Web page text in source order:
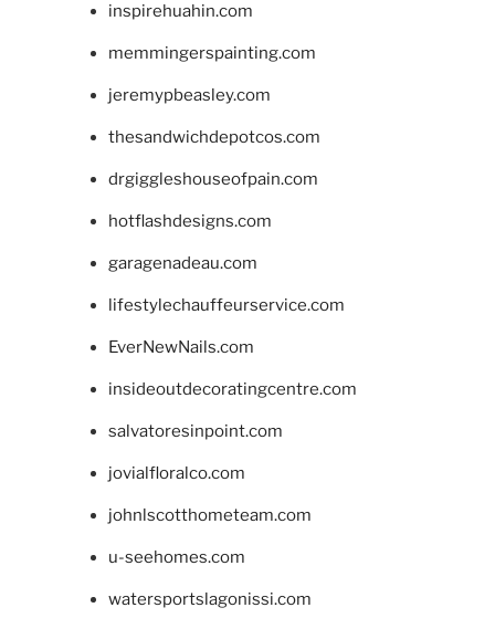
inspirehuahin.com
memmingerspainting.com
jeremypbeasley.com
thesandwichdepotcos.com
drgiggleshouseofpain.com
hotflashdesigns.com
garagenadeau.com
lifestylechauffeurservice.com
EverNewNails.com
insideoutdecoratingcentre.com
salvatoresinpoint.com
jovialfloralco.com
johnlscotthometeam.com
u-seehomes.com
watersportslagonissi.com